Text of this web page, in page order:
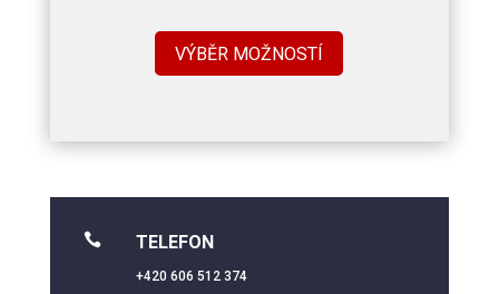
VÝBĚR MOŽNOSTÍ
 TELEFON
+420 606 512 374